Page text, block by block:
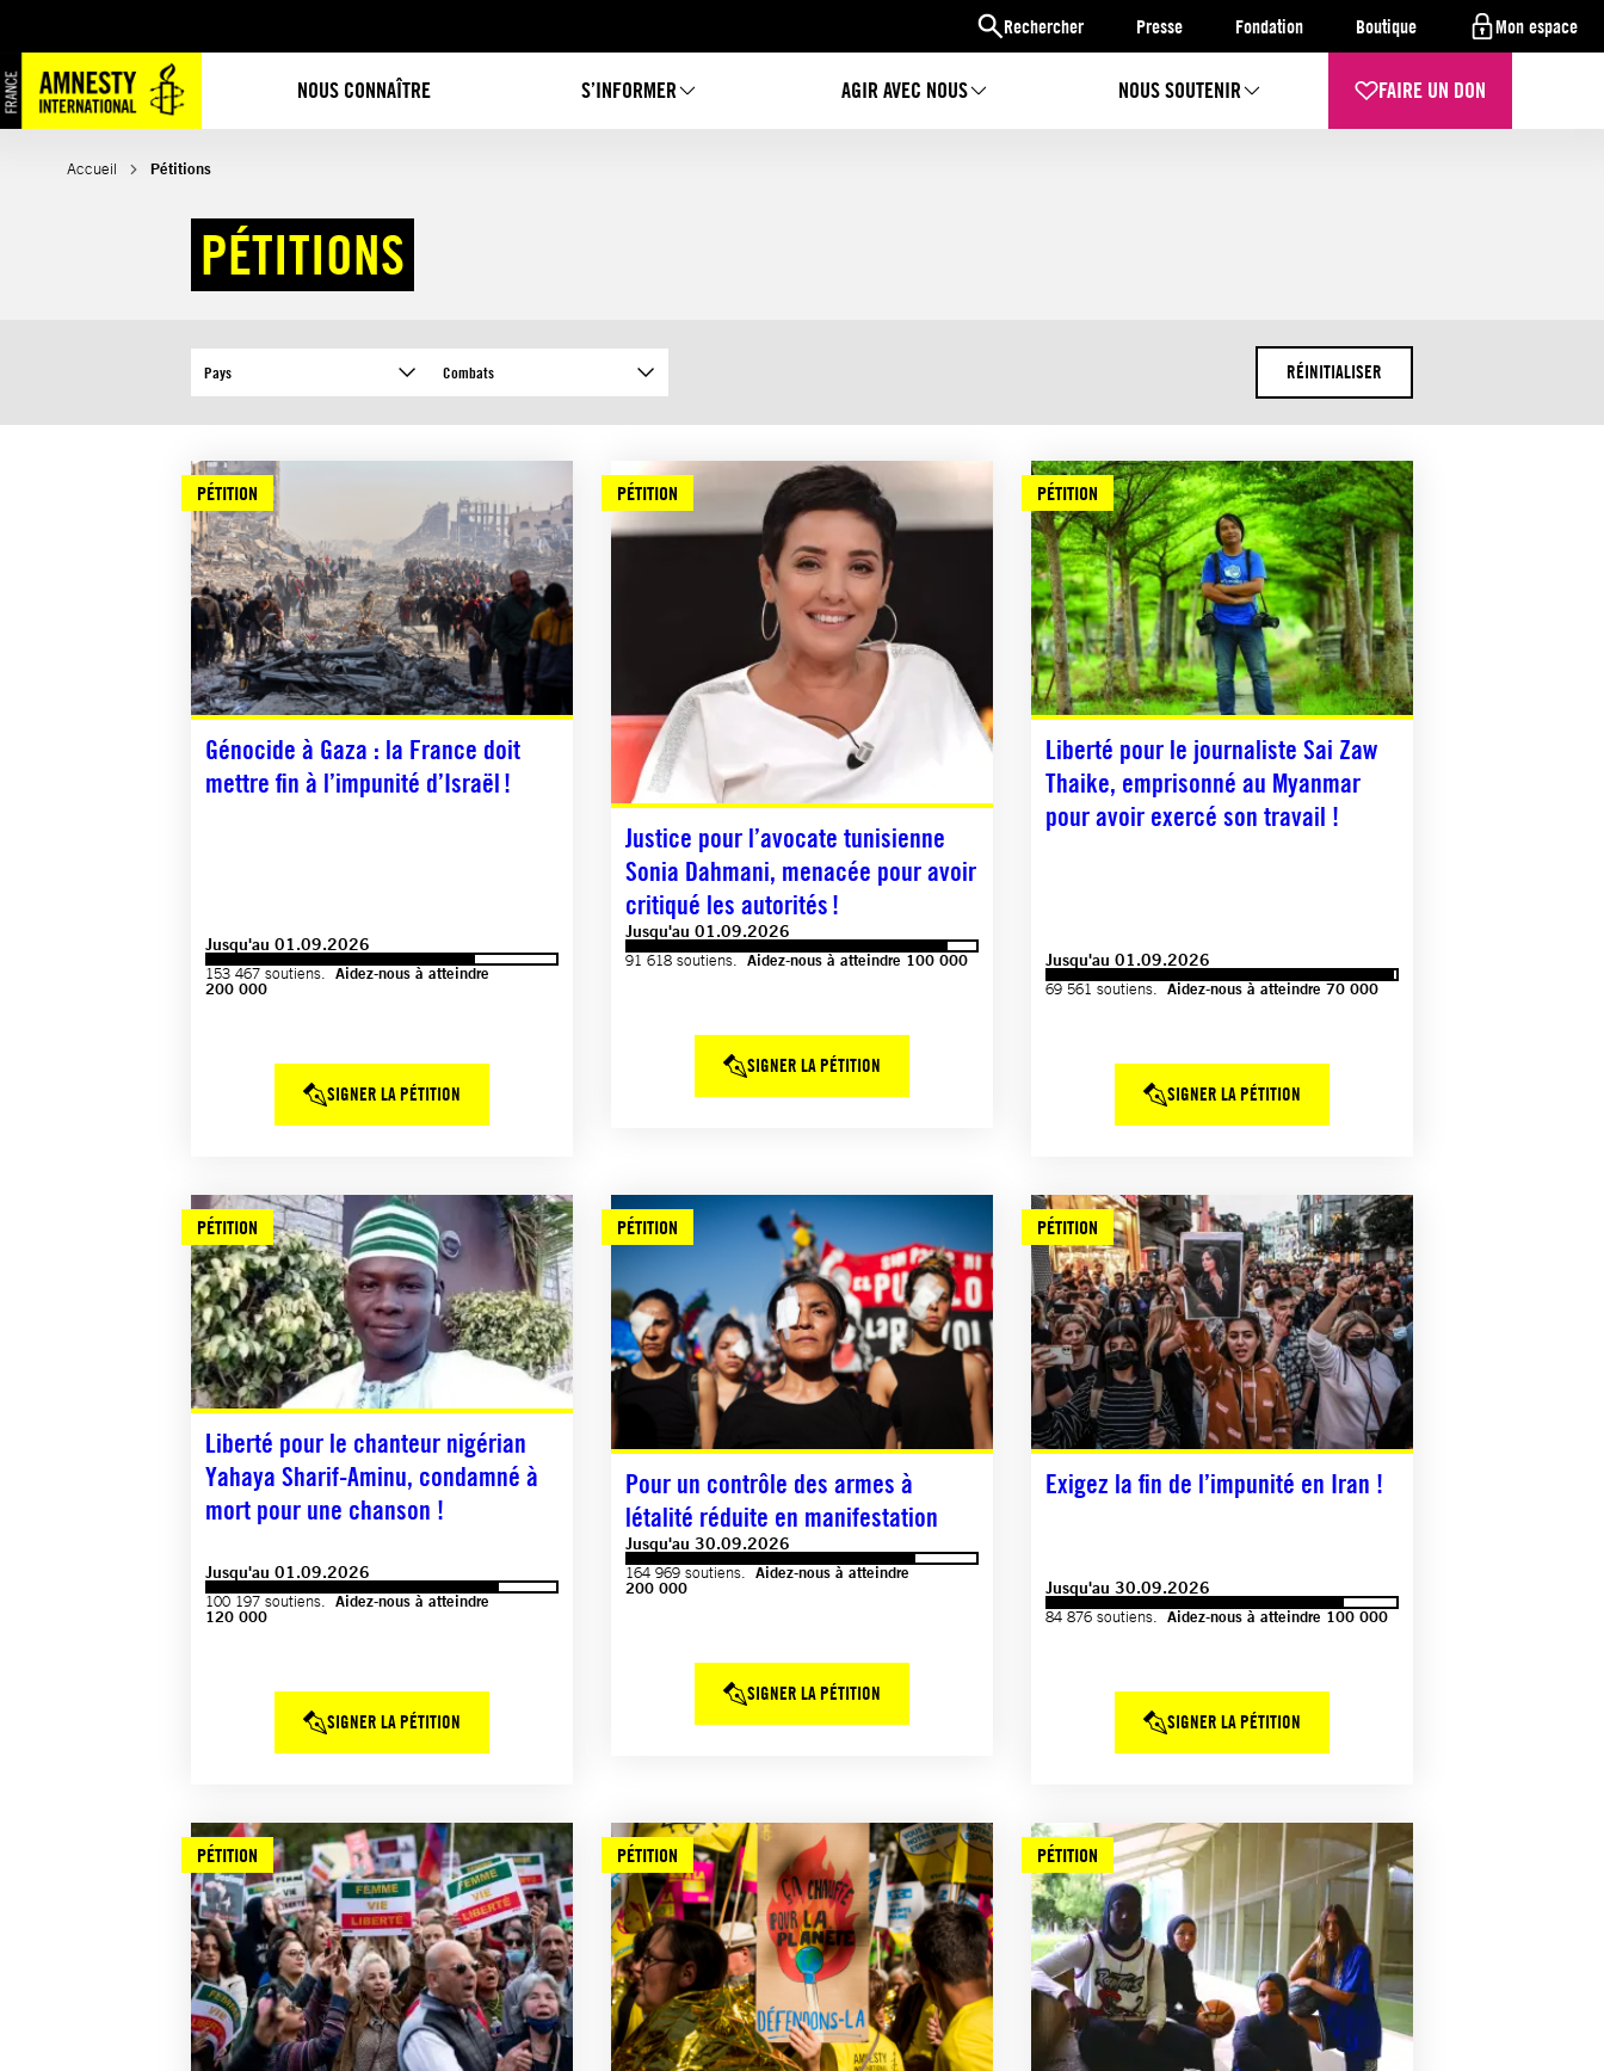
Rechercher Presse Fondation Boutique Mon espace
NOUS CONNAÎTRE S’INFORMER AGIR AVEC NOUS NOUS SOUTENIR FAIRE UN DON
au
contenu
Accueil Pétitions
PÉTITIONS
Pays Combats RÉINITIALISER
PÉTITION
Génocide à Gaza : la France doit
mettre fin à l’impunité d’Israël !
Jusqu'au 01.09.2026
153 467 soutiens. Aidez-nous à atteindre
200 000
SIGNER LA PÉTITION
PÉTITION
Justice pour l’avocate tunisienne
Sonia Dahmani, menacée pour avoir
critiqué les autorités !
Jusqu'au 01.09.2026
91 618 soutiens. Aidez-nous à atteindre 100 000
SIGNER LA PÉTITION
PÉTITION
Liberté pour le journaliste Sai Zaw
Thaike, emprisonné au Myanmar
pour avoir exercé son travail !
Jusqu'au 01.09.2026
69 561 soutiens. Aidez-nous à atteindre 70 000
SIGNER LA PÉTITION
PÉTITION
Liberté pour le chanteur nigérian
Yahaya Sharif-Aminu, condamné à
mort pour une chanson !
Jusqu'au 01.09.2026
100 197 soutiens. Aidez-nous à atteindre
120 000
SIGNER LA PÉTITION
PÉTITION
Pour un contrôle des armes à
létalité réduite en manifestation
Jusqu'au 30.09.2026
164 969 soutiens. Aidez-nous à atteindre
200 000
SIGNER LA PÉTITION
PÉTITION
Exigez la fin de l’impunité en Iran !
Jusqu'au 30.09.2026
84 876 soutiens. Aidez-nous à atteindre 100 000
SIGNER LA PÉTITION
PÉTITION PÉTITION PÉTITION